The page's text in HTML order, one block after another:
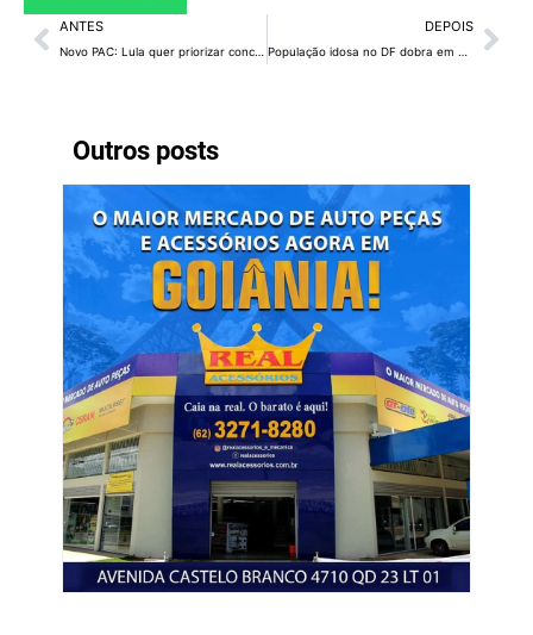
Outros posts
ANTES DEPOIS